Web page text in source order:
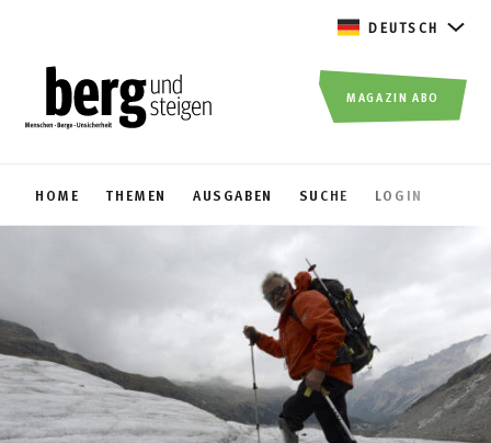
DEUTSCH
HOME THEMEN AUSGABEN SUCHE LOGIN
MAGAZIN ABO